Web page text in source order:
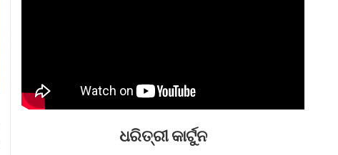
ଧରିତ୍ରୀ କାର୍ଟୁନ